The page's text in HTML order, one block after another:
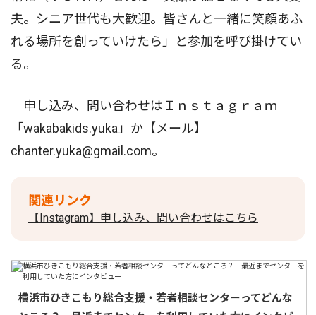
夫。シニア世代も大歓迎。皆さんと一緒に笑顔あふ
れる場所を創っていけたら」と参加を呼び掛けてい
る。
申し込み、問い合わせはＩｎｓｔａｇｒａｍ
「wakabakids.yuka」か【メール】
chanter.yuka@gmail.com。
関連リンク
【Instagram】申し込み、問い合わせはこちら
横浜市ひきこもり総合支援・若者相談センターってどんな